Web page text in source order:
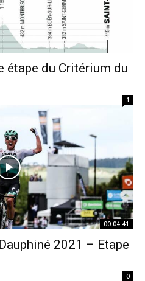
étape du Critérium du
1
00:04:41
2021 – Etape
0